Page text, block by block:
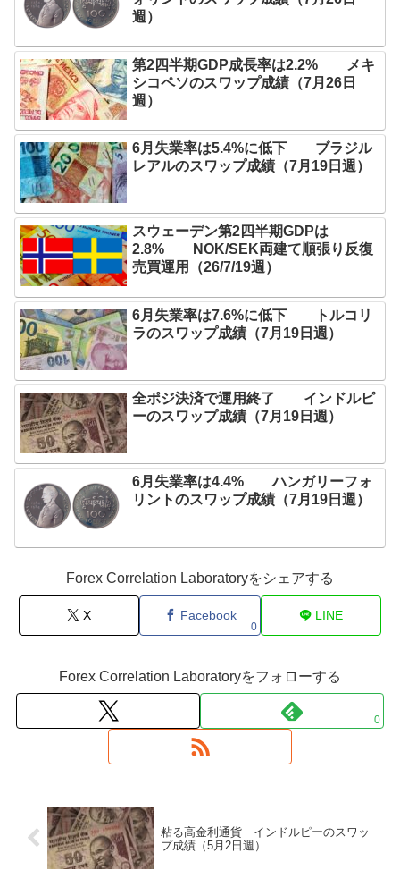
週）
第2四半期GDP成長率は2.2% メキ
シコペソのスワップ成績（7月26日
週）
6月失業率は5.4%に低下 ブラジル
レアルのスワップ成績（7月19日週）
スウェーデン第2四半期GDPは
2.8% NOK/SEK両建て順張り反復
売買運用（26/7/19週）
6月失業率は7.6%に低下 トルコリ
ラのスワップ成績（7月19日週）
全ポジ決済で運用終了 インドルピ
ーのスワップ成績（7月19日週）
6月失業率は4.4% ハンガリーフォ
リントのスワップ成績（7月19日週）
Forex Correlation Laboratoryをシェアする
X Facebook
0
LINE
Forex Correlation Laboratoryをフォローする
0
粘る高金利通貨 インドルピーのスワッ
プ成績（5月2日週）